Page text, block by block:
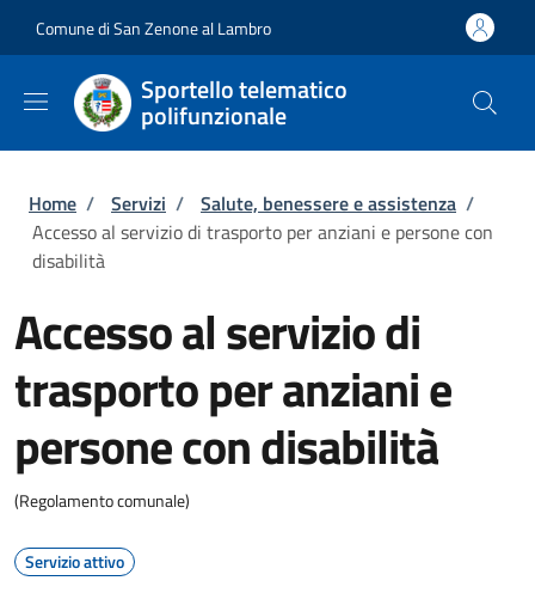
Comune di San Zenone al Lambro
Sportello telematico
polifunzionale
Briciole di pane
Home / Servizi / Salute, benessere e assistenza /
Accesso al servizio di trasporto per anziani e persone con
disabilità
Accesso al servizio di
trasporto per anziani e
persone con disabilità
(Regolamento comunale)
Servizio attivo